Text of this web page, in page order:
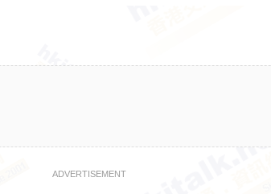
ADVERTISEMENT